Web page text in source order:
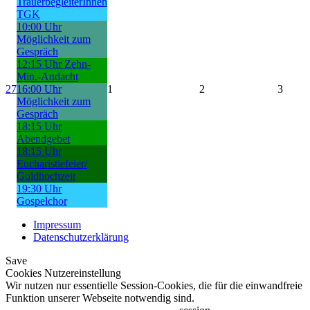
27
TGK
10:00 Uhr
Möglichkeit zum
Gespräch
12:15 Uhr Zehn-
Min.-Andacht
16:00 Uhr
Möglichkeit zum
Gespräch
18:15 Uhr
Abendgebet
18:15 Uhr
Eucharistiefeier/
Goldhochzeit
19:30 Uhr
Gospelchor
1 2 3
Impressum
Datenschutzerklärung
Save
Cookies Nutzereinstellung
Wir nutzen nur essentielle Session-Cookies, die für die einwandfreie
Funktion unserer Webseite notwendig sind.